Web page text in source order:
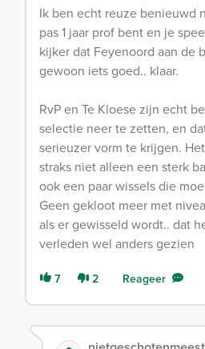
Ik ben echt reuze benieuwd
pas 1 jaar prof bent en je
kijker dat Feyenoord aan de
gewoon iets goed.. klaar.
RvP en Te Kloese zijn echt
selectie neer te zetten, en
serieuzer vorm te krijgen.
straks niet alleen een sterk
ook een paar wissels die
Geen gekloot meer met
als er gewisseld wordt.. dat
verleden wel anders gezien
7 2 Reageer